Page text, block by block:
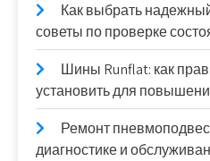
Как выбрать
советы по проверке
Шины Runflat: как
установить для
Ремонт
диагностике и